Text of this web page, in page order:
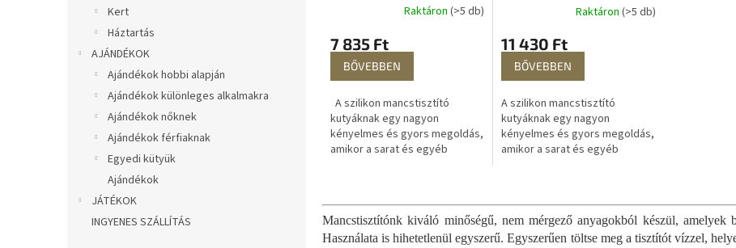
Kert
Háztartás
AJÁNDÉKOK
Ajándékok hobbi alapján
Ajándékok különleges alkalmakra
Ajándékok nőknek
Ajándékok férfiaknak
Egyedi kütyük
Ajándékok
JÁTÉKOK
INGYENES SZÁLLÍTÁS
Raktáron (>5 db)
7 835 Ft
BŐVEBBEN
A szilikon mancstisztító
kutyáknak egy nagyon
kényelmes és gyors megoldás,
amikor a sarat és egyéb
Raktáron (>5 db)
11 430 Ft
BŐVEBBEN
A szilikon mancstisztító
kutyáknak egy nagyon
kényelmes és gyors megoldás,
amikor a sarat és egyéb
i
s
t
Mancstisztítónk kiváló minőségű, nem mérgező anyagokból készül, amelyek
Használata is hihetetlenül egyszerű. Egyszerűen töltse meg a tisztítót vízzel,